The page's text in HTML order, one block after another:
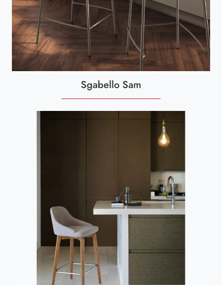
Sgabello Sam